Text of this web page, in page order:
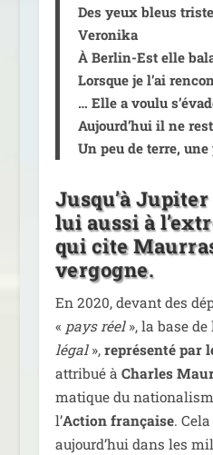
Des yeux bleus
Veronika
À Berlin-Est elle
Lorsque je l’ai
… Elle a vou­lu
Aujourd’hui il ne
Un peu de terre,
Jusqu’à
lui aussi à
qui cite
vergogne.
En 2020, devant des
« pays réel», la base de
légal», repré­sen­té par
attri­bué à Charles
ma­tique du
l’Action fran­çaise.
aujourd’­hui dans les